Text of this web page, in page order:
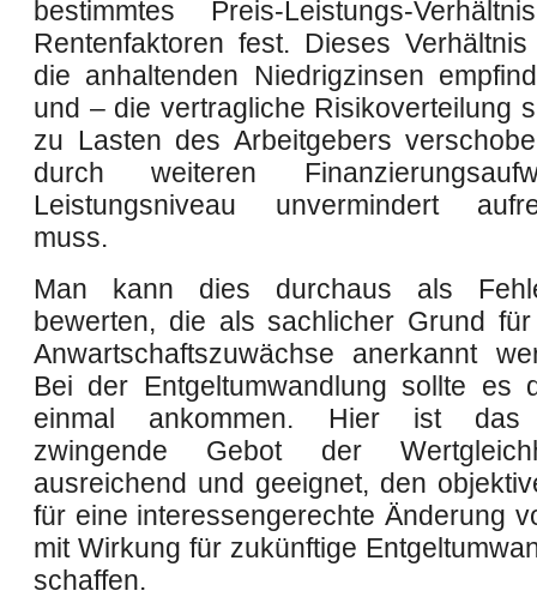
bestimmtes Preis-Leistungs-
Rentenfaktoren fest. Dieses
die anhaltenden Niedrigzinsen
und – die vertragliche Risikoverteilung
zu Lasten des Arbeitgebers
durch weiteren
Leistungsniveau unvermindert
muss.
Man kann dies durchaus als
bewerten, die als sachlicher Grund
Anwartschaftszuwächse anerkannt
Bei der Entgeltumwandlung sollte es
einmal ankommen. Hier ist das
zwingende Gebot der
ausreichend und geeignet, den
für eine interessengerechte Änderung
mit Wirkung für zukünftige
schaffen.